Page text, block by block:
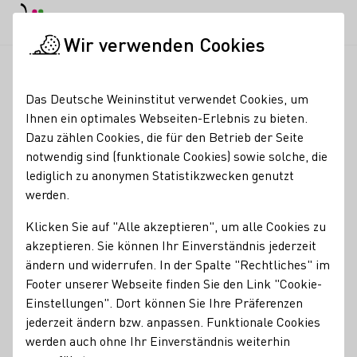
STRAUCHS Sektpicknick
Registrierung erforderlich
08.08.26
15.08.2610:00 Uhr
22.08.2610:00 Uhr
29.08.2610:00 Uhr
05.09.2610:00 Uhr
12.09.2610:00 Uhr
19.09.26 10:00 Uhr
26.09.2610:00 Uhr
Wir verwenden Cookies
Das Deutsche Weininstitut verwendet Cookies, um
Ihnen ein optimales Webseiten-Erlebnis zu bieten.
Dazu zählen Cookies, die für den Betrieb der Seite
notwendig sind (funktionale Cookies) sowie solche, die
lediglich zu anonymen Statistikzwecken genutzt
werden.
Klicken Sie auf "Alle akzeptieren", um alle Cookies zu
akzeptieren. Sie können Ihr Einverständnis jederzeit
ändern und widerrufen. In der Spalte "Rechtliches" im
Footer unserer Webseite finden Sie den Link "Cookie-
Einstellungen". Dort können Sie Ihre Präferenzen
jederzeit ändern bzw. anpassen. Funktionale Cookies
werden auch ohne Ihr Einverständnis weiterhin